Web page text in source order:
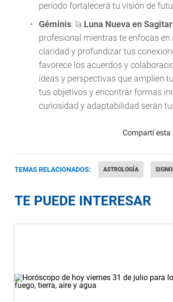
período fortalecerá tu visión de
Géminis: la Luna Nueva en
profesional mientras te enfocas
claridad y profundizar tus
favorece los acuerdos y
ideas y perspectivas que amplíen
tus objetivos y encontrar formas
curiosidad y adaptabilidad serán
TEMAS RELACIONADOS: ASTROLOGÍA
TE PUEDE INTERESAR